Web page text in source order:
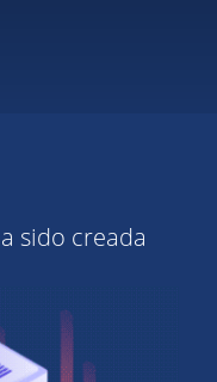
sido creada